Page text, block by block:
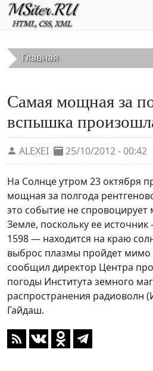
Перейти к основному
Главная
Самая мощная за
вспышка
ALEXEI 25/10/2012 - 00:42
На Солнце утром 23 октября
мощная за полгода
это событие не
Земле, поскольку ее
1598 — находится на краю
выброс плазмы пройдет
сообщил директор Центра
погоды Института земного
распространения радиоволн
Гайдаш.